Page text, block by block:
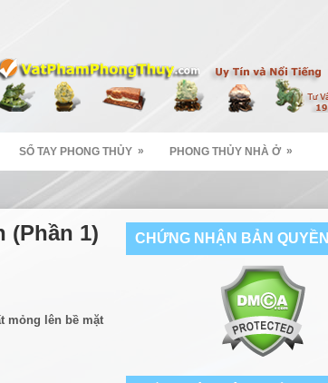
SỔ TAY PHONG THỦY » PHONG THỦY NHÀ Ở »
(Phần 1)
mỏng lên bề mặt
CHỨNG NHẬN BẢN QUYỀN